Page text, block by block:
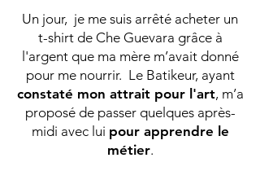
Un jour, je me suis arrêté acheter un
t-shirt de Che Guevara grâce à
l'argent que ma mère m’avait donné
pour me nourrir. Le Batikeur, ayant
constaté mon attrait pour l'art, m’a
proposé de passer quelques après-
midi avec lui pour apprendre le
métier.